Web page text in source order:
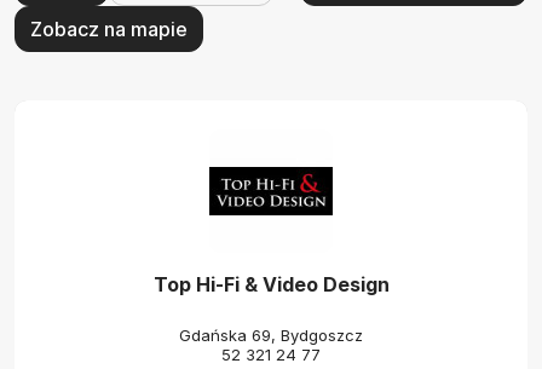
Zobacz na mapie
Top Hi-Fi & Video Design
Gdańska 69, Bydgoszcz
52 321 24 77